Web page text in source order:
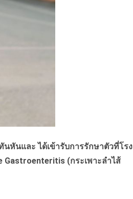
นและ ได้เข้ารับการรักษาตัวที่โรง
Gastroenteritis (กระเพาะลำไส้